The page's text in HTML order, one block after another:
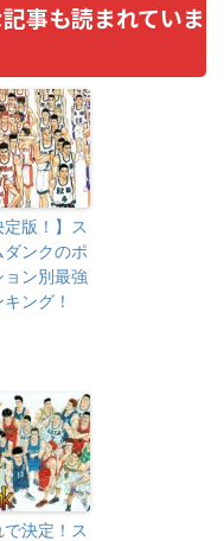
事も読まれていま
定版！】ス
ダンクのポ
ョン別最強
ング！
で決定！ス